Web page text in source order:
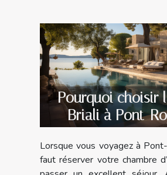
Pourquoi choisir
Briali à Pont-
Lorsque vous voyagez à
faut réserver votre chambre